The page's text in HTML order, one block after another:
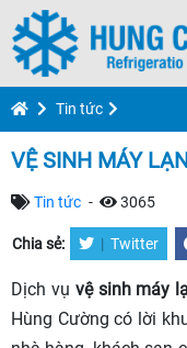
Tin tức
VỆ SINH MÁY
Tin tức - 3065
Chia sẻ: | Twitter
Dịch vụ vệ sinh máy
Hùng Cường có lời